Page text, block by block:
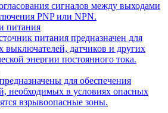
сигналов между выходами
PNP или NPN.
питания
питания предназначен для
выключателей, датчиков и других
энергии постоянного тока.
для обеспечения
необходимых в условиях опасных
взрывоопасные зоны.